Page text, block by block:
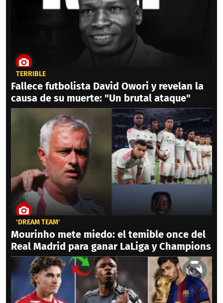
TERRIBLE
Fallece futbolista David Owori y revelan la
causa de su muerte: "Un brutal ataque"
‘DREAM TEAM'
Mourinho mete miedo: el temible once del
Real Madrid para ganar LaLiga y Champions